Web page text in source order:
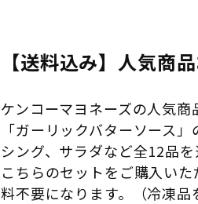
【送料込み】人気商
ケンコーマヨネーズの人気商
「ガーリックバターソース
シング、サラダなど全12品
こちらのセットをご購入い
料不要になります。（冷凍品